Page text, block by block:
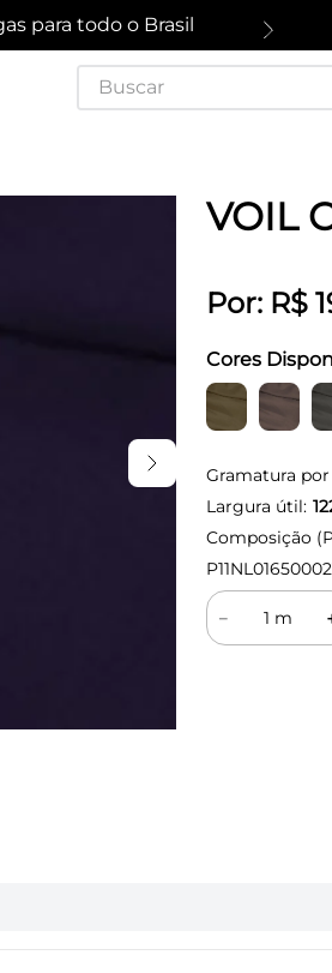
para todo o Brasil
Buscar
VOIL
Por: R$
Cores
Gramatura
Largura útil:
Composição
－